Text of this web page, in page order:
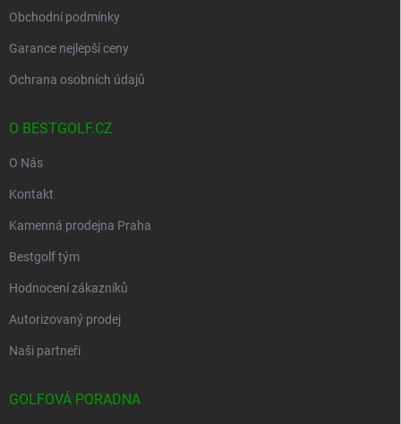
Obchodní podmínky
Garance nejlepší ceny
Ochrana osobních údajů
O BESTGOLF.CZ
O Nás
Kontakt
Kamenná prodejna Praha
Bestgolf tým
Hodnocení zákazníků
Autorizovaný prodej
Naši partneři
GOLFOVÁ PORADNA